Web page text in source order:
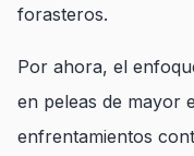
forasteros.
Por ahora, el
en peleas de mayor
enfrentamientos